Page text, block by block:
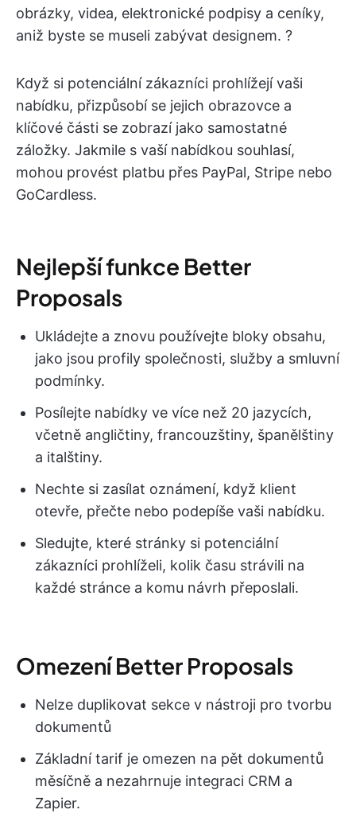
obrázky, videa, elektronické podpisy a ceníky,
aniž byste se museli zabývat designem. ?
Když si potenciální zákazníci prohlížejí vaši
nabídku, přizpůsobí se jejich obrazovce a
klíčové části se zobrazí jako samostatné
záložky. Jakmile s vaší nabídkou souhlasí,
mohou provést platbu přes PayPal, Stripe nebo
GoCardless.
Nejlepší funkce Better
Proposals
Ukládejte a znovu používejte bloky obsahu,
jako jsou profily společnosti, služby a smluvní
podmínky.
Posílejte nabídky ve více než 20 jazycích,
včetně angličtiny, francouzštiny, španělštiny
a italštiny.
Nechte si zasílat oznámení, když klient
otevře, přečte nebo podepíše vaši nabídku.
Sledujte, které stránky si potenciální
zákazníci prohlíželi, kolik času strávili na
každé stránce a komu návrh přeposlali.
Omezení Better Proposals
Nelze duplikovat sekce v nástroji pro tvorbu
dokumentů
Základní tarif je omezen na pět dokumentů
měsíčně a nezahrnuje integraci CRM a
Zapier.